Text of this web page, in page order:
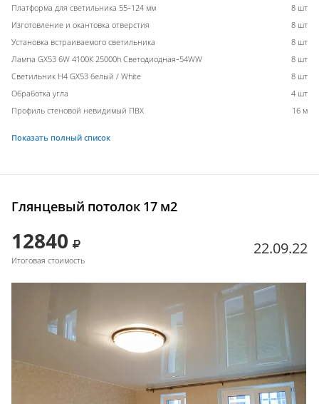
Платформа для светильника 55-124 мм
8 шт
Изготовление и окантовка отверстия
8 шт
Установка встраиваемого светильника
8 шт
Лампа GX53 6W 4100К 25000h Светодиодная-54WW
8 шт
Светильник H4 GX53 белый / White
8 шт
Обработка угла
4 шт
Профиль стеновой невидимый ПВХ
16 м
Показать полный список
Глянцевый потолок 17 м2
12840
Итоговая стоимость
22.09.22